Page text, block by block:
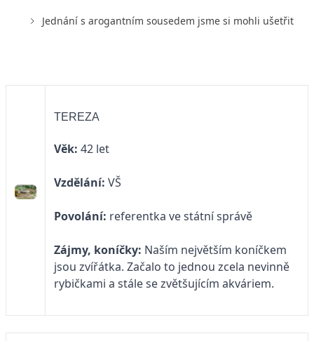
Jednání s arogantním sousedem jsme si mohli ušetřit
TEREZA
Věk: 42 let
Vzdělání: VŠ
Povolání: referentka ve státní správě
Zájmy, koníčky: Naším největším koníčkem
jsou zvířátka. Začalo to jednou zcela nevinně
rybičkami a stále se zvětšujícím akváriem.